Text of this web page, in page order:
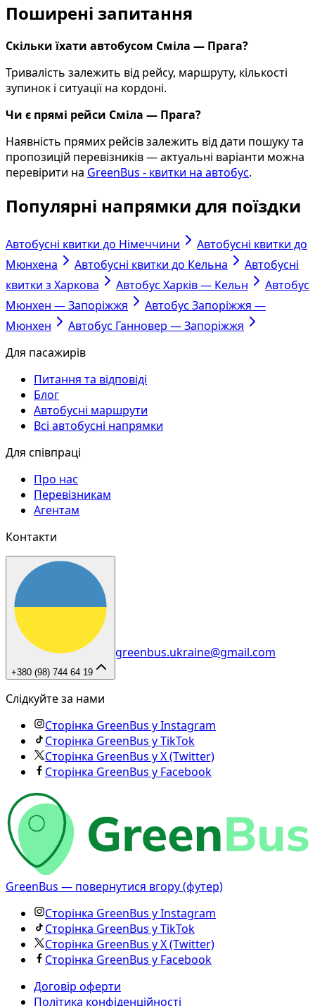
Поширені запитання
Скільки їхати автобусом Сміла — Прага?
Тривалість залежить від рейсу, маршруту, кількості
зупинок і ситуації на кордоні.
Чи є прямі рейси Сміла — Прага?
Наявність прямих рейсів залежить від дати пошуку та
пропозицій перевізників — актуальні варіанти можна
перевірити на GreenBus - квитки на автобус.
Популярні напрямки для поїздки
Автобусні квитки до Німеччини
Автобусні квитки до
Мюнхена
Автобусні квитки до Кельна
Автобусні
квитки з Харкова
Автобус Харків — Кельн
Автобус
Мюнхен — Запоріжжя
Автобус Запоріжжя —
Мюнхен
Автобус Ганновер — Запоріжжя
Для пасажирів
Питання та відповіді
Блог
Автобусні маршрути
Всі автобусні напрямки
Для співпраці
Про нас
Перевізникам
Агентам
Контакти
+380 (98) 744 64 19
greenbus.ukraine@gmail.com
Слідкуйте за нами
Сторінка GreenBus у Instagram
Сторінка GreenBus у TikTok
Сторінка GreenBus у X (Twitter)
Сторінка GreenBus у Facebook
GreenBus — повернутися вгору (футер)
Сторінка GreenBus у Instagram
Сторінка GreenBus у TikTok
Сторінка GreenBus у X (Twitter)
Сторінка GreenBus у Facebook
Договір оферти
Політика конфіденційності